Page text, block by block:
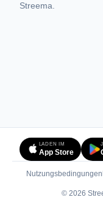
Streema.
LADEN IM
App Store
Nutzungsbedingungen
© 2026